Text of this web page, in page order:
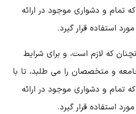
تمام و دشواری موجود در ارائه
استفاده قرار گیرد.
که لازم است، و برای شرایط
و متخصصان را می طلبد، تا با
تمام و دشواری موجود در ارائه
استفاده قرار گیرد.